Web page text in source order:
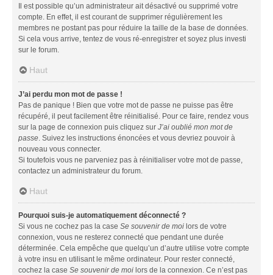
Il est possible qu’un administrateur ait désactivé ou supprimé votre
compte. En effet, il est courant de supprimer régulièrement les
membres ne postant pas pour réduire la taille de la base de données.
Si cela vous arrive, tentez de vous ré-enregistrer et soyez plus investi
sur le forum.
Haut
J’ai perdu mon mot de passe !
Pas de panique ! Bien que votre mot de passe ne puisse pas être
récupéré, il peut facilement être réinitialisé. Pour ce faire, rendez vous
sur la page de connexion puis cliquez sur J’ai oublié mon mot de
passe. Suivez les instructions énoncées et vous devriez pouvoir à
nouveau vous connecter.
Si toutefois vous ne parveniez pas à réinitialiser votre mot de passe,
contactez un administrateur du forum.
Haut
Pourquoi suis-je automatiquement déconnecté ?
Si vous ne cochez pas la case Se souvenir de moi lors de votre
connexion, vous ne resterez connecté que pendant une durée
déterminée. Cela empêche que quelqu’un d’autre utilise votre compte
à votre insu en utilisant le même ordinateur. Pour rester connecté,
cochez la case Se souvenir de moi lors de la connexion. Ce n’est pas